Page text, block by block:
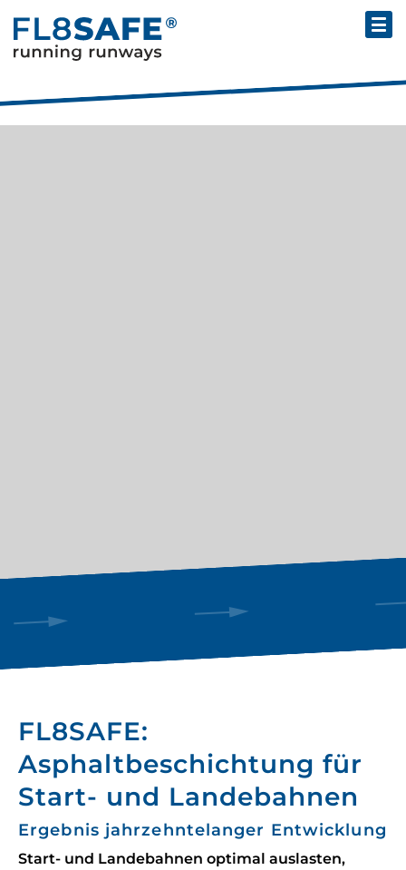
FL8SAFE:
Asphaltbeschichtung für
Start- und Landebahnen
Ergebnis jahrzehntelanger Entwicklung
Start- und Landebahnen optimal auslasten,